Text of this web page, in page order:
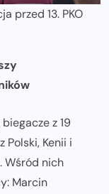
przed 13. PKO
z 19
Polski, Kenii i
Wśród nich
Marcin